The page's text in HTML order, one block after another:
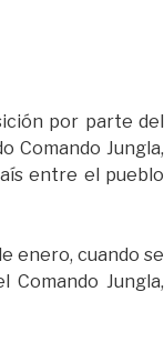
por parte del
Comando Jungla,
entre el pueblo
enero, cuando se
Jungla,